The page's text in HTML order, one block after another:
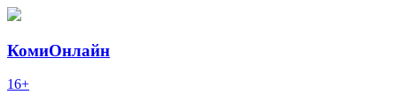
КомиОнлайн
16+